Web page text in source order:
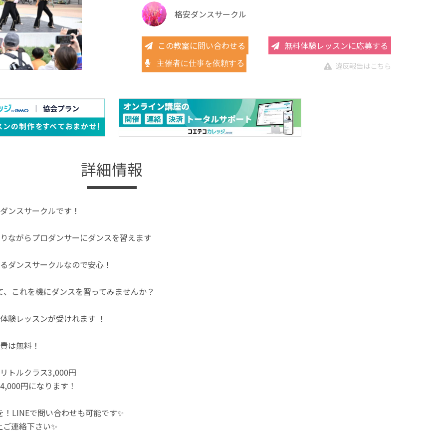
格安ダンスサークル
この教室に問い合わせる 無料体験レッスンに応募する
主催者に仕事を依頼する 違反報告はこちら
詳細情報
ンスサークルです！
ながらプロダンサーにダンスを習えます
ダンスサークルなので安心！
、これを機にダンスを習ってみませんか？
験レッスンが受けれます ！
は無料！
トルクラス3,000円
円になります！
！LINEで問い合わせも可能です✨
連絡下さい✨